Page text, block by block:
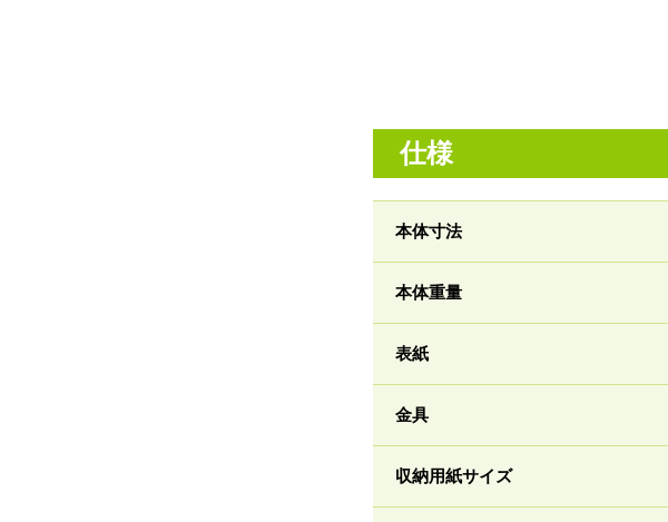
仕様
本体寸法
本体重量
表紙
金具
収納用紙サイズ